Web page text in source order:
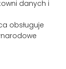
danych i
obsługuje